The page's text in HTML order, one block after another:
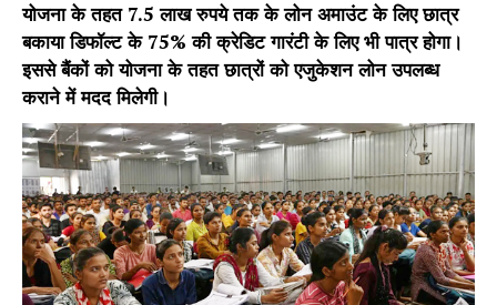
योजना के तहत 7.5 लाख रुपये तक के लोन अमाउंट के लिए छात्र
बकाया डिफॉल्ट के 75% की क्रेडिट गारंटी के लिए भी पात्र होगा।
इससे बैंकों को योजना के तहत छात्रों को एजुकेशन लोन उपलब्ध
कराने में मदद मिलेगी।